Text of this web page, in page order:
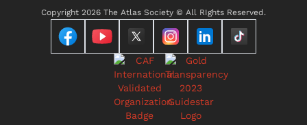
Copyright 2026 The Atlas Society © All RIghts Reserved.